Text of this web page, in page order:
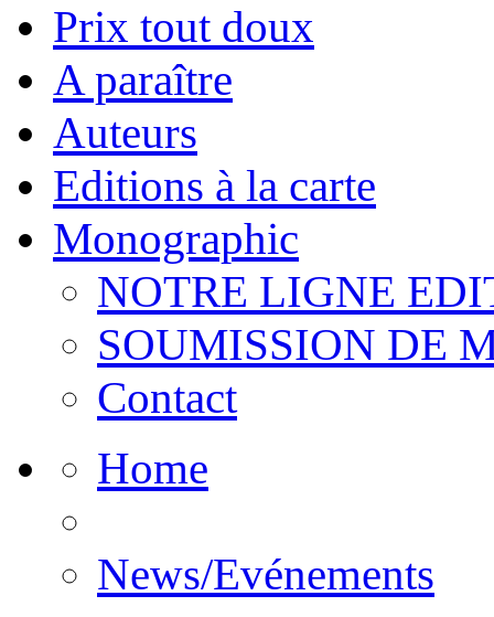
Prix tout doux
A paraître
Auteurs
Editions à la carte
Monographic
NOTRE LIGNE
SOUMISSION DE
Contact
Home
News/Evénements